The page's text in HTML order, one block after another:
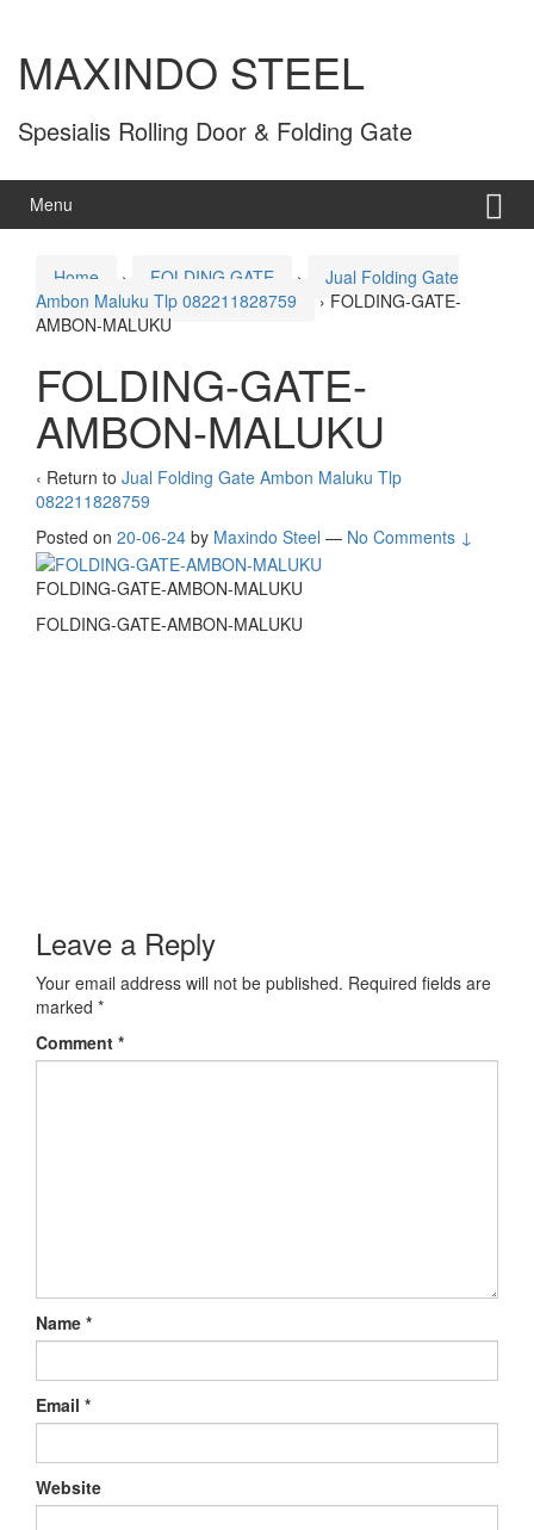
MAXINDO STEEL
Spesialis Rolling Door & Folding Gate
Menu
Home › FOLDING GATE ›
Jual Folding Gate
Ambon Maluku Tlp 082211828759
› FOLDING-GATE-
AMBON-MALUKU
FOLDING-GATE-
AMBON-MALUKU
‹ Return to Jual Folding Gate Ambon Maluku Tlp
082211828759
Posted on 20-06-24 by Maxindo Steel — No Comments ↓
FOLDING-GATE-AMBON-MALUKU
FOLDING-GATE-AMBON-MALUKU
Leave a Reply
Your email address will not be published. Required fields are
marked *
Comment *
Name *
Email *
Website